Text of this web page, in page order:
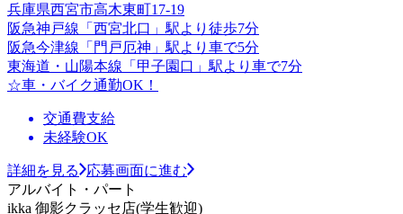
兵庫県西宮市高木東町17-19
阪急神戸線「西宮北口」駅より徒歩7分
阪急今津線「門戸厄神」駅より車で5分
東海道・山陽本線「甲子園口」駅より車で7分
☆車・バイク通勤OK！
交通費支給
未経験OK
詳細を見る
応募画面に進む
アルバイト・パート
ikka 御影クラッセ店(学生歓迎)